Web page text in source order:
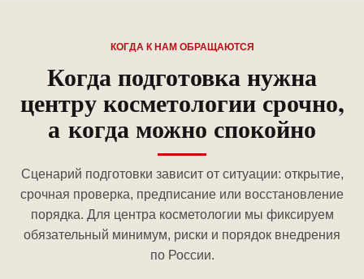
КОГДА К НАМ ОБРАЩАЮТСЯ
Когда подготовка нужна
центру косметологии срочно,
а когда можно спокойно
Сценарий подготовки зависит от ситуации: открытие,
срочная проверка, предписание или восстановление
порядка. Для центра косметологии мы фиксируем
обязательный минимум, риски и порядок внедрения
по России.